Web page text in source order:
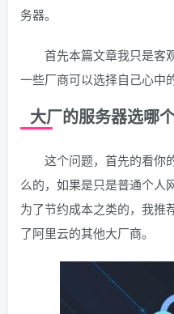
务器。
首先本篇文章我只是客
一些厂商可以选择自己心中
大厂的服务器选哪
这个问题，首先的看你
么的，如果是只是普通个人
为了节约成本之类的，我推
了阿里云的其他大厂商。